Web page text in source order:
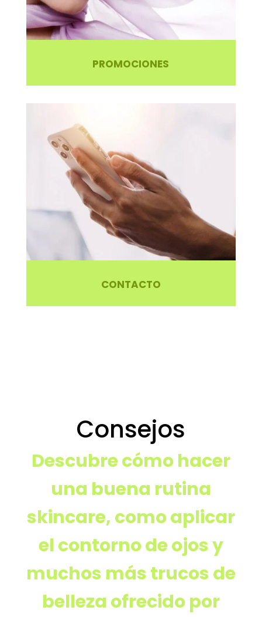
PROMOCIONES
CONTACTO
Consejos
Descubre cómo hacer
una buena rutina
skincare, como aplicar
el contorno de ojos y
muchos más trucos de
belleza ofrecido por